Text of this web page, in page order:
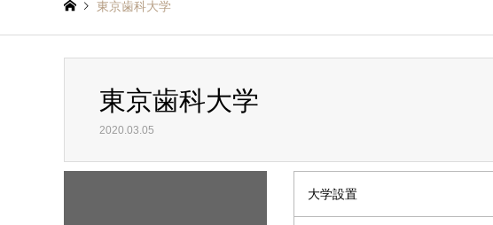
東京歯科大学
東京歯科大学
2020.03.05
大学設置